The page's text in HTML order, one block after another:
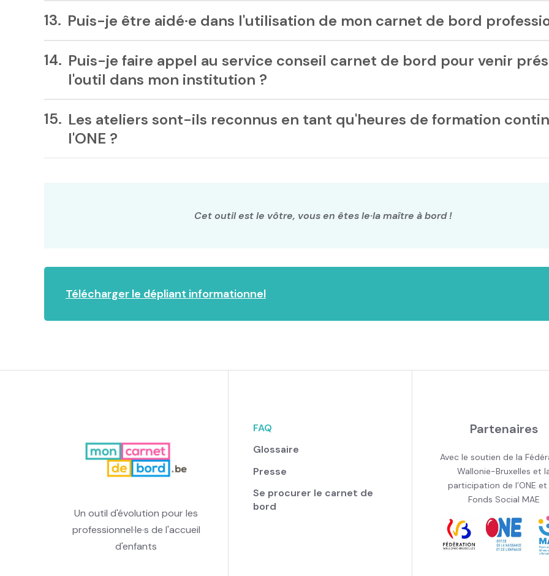
Puis-je être aidé·e dans l'utilisation de mon carnet de bord
Puis-je faire appel au service conseil carnet de bord pour venir
l'outil dans mon institution ?
Les ateliers sont-ils reconnus en tant qu'heures de formation
l'ONE ?
Cet outil est le vôtre, vous en êtes le·la maître à bord !
Télécharger le dépliant informationnel
Un outil d'évolution pour les
professionnel·le·s de l'accueil
d'enfants
FAQ
Glossaire
Presse
Se procurer le carnet de
bord
Partenaires
Avec le soutien de la
Wallonie-Bruxelles et
participation de l’ONE et
Fonds Social MAE